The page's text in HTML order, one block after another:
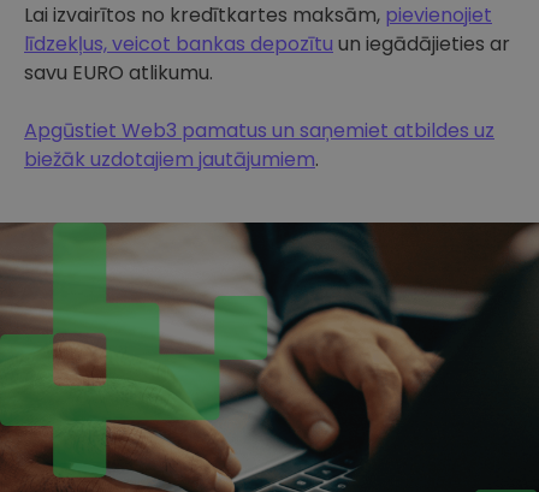
Lai izvairītos no kredītkartes maksām, pievienojiet
līdzekļus, veicot bankas depozītu un iegādājieties ar
savu EURO atlikumu.
Apgūstiet Web3 pamatus un saņemiet atbildes uz
biežāk uzdotajiem jautājumiem.